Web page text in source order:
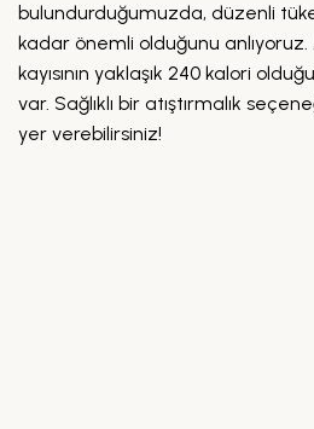
bulundurduğumuzda, düzenli
kadar önemli olduğunu anlıyoruz.
kayısının yaklaşık 240 kalori
var. Sağlıklı bir atıştırmalık
yer verebilirsiniz!